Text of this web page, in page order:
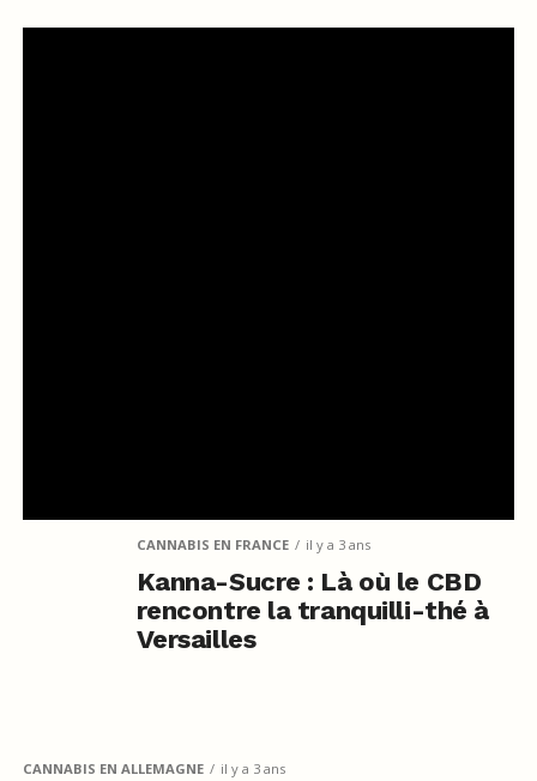
CANNABIS EN FRANCE il y a 3 ans
Kanna-Sucre : Là où le CBD
rencontre la tranquilli-thé à
Versailles
CANNABIS EN ALLEMAGNE il y a 3 ans